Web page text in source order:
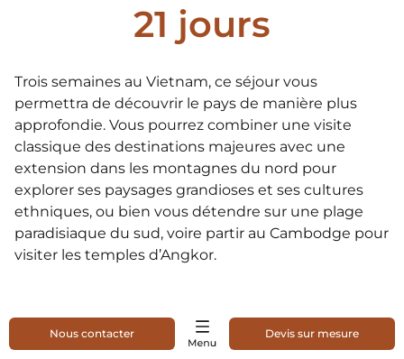
21 jours
Trois semaines au Vietnam, ce séjour vous
permettra de découvrir le pays de manière plus
approfondie. Vous pourrez combiner une visite
classique des destinations majeures avec une
extension dans les montagnes du nord pour
explorer ses paysages grandioses et ses cultures
ethniques, ou bien vous détendre sur une plage
paradisiaque du sud, voire partir au Cambodge pour
visiter les temples d’Angkor.
Nous contacter Devis sur mesure